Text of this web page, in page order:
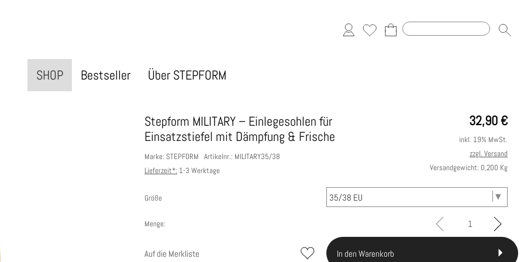
SHOP Bestseller Über STEPFORM
32,90€
Stepform MILITARY – Einlegesohlen für
Einsatzstiefel mit Dämpfung & Frische
Marke: STEPFORM Artikelnr.: MILITARY35/38
Lieferzeit*: 1-3 Werktage
inkl. 19% MwSt.
zzgl. Versand
Versandgewicht: 0,200 Kg
Größe
Menge:
Auf die Merkliste In den Warenkorb